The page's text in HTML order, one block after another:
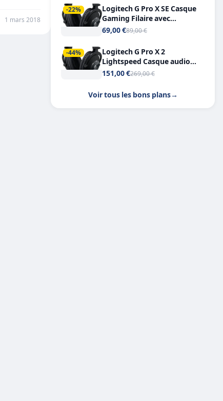
1 mars 2018
-22%
Logitech G Pro X SE Casque
Gaming Filaire avec
Microphone Micro
7.1
69,00 €89,00 €
-44%
Logitech G Pro X 2
Lightspeed Casque audio
bluetooth
151,00 €269,00 €
Voir tous les bons plans→